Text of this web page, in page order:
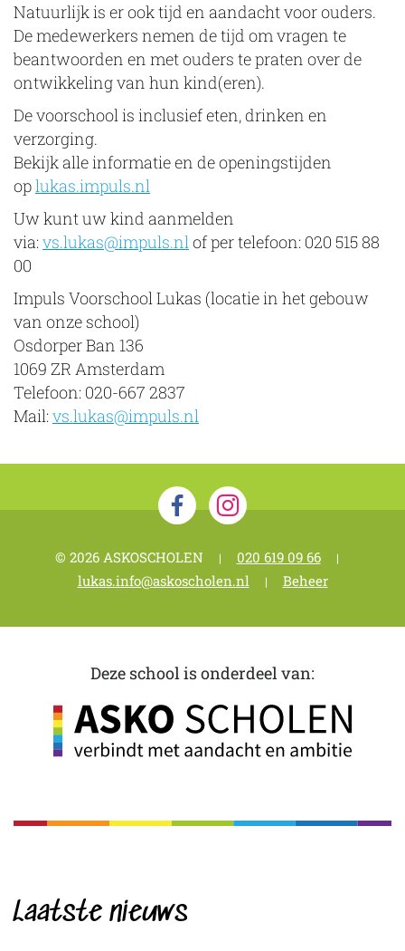
Natuurlijk is er ook tijd en aandacht voor ouders.
De medewerkers nemen de tijd om vragen te
beantwoorden en met ouders te praten over de
ontwikkeling van hun kind(eren).
De voorschool is inclusief eten, drinken en
verzorging.
Bekijk alle informatie en de openingstijden
oplukas.impuls.nl
Uw kunt uw kind aanmelden
via:vs.lukas@impuls.nlof per telefoon: 020 515 88
00
Impuls Voorschool Lukas (locatie in het gebouw
van onze school)
Osdorper Ban 136
1069 ZR Amsterdam
Telefoon: 020-667 2837
Mail:vs.lukas@impuls.nl​
© 2026 ASKOSCHOLEN | 020 619 09 66 |
lukas.info@askoscholen.nl | Beheer
Deze school is onderdeel van:
Laatste nieuws